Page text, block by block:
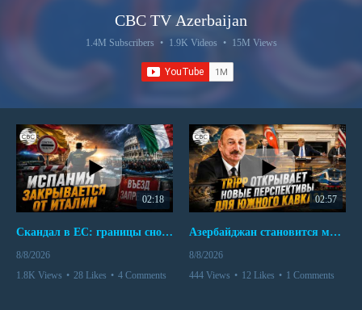
CBC TV Azerbaijan
1.4M Subscribers • 1.9K Videos • 15M Views
02:18
Скандал в ЕС: границы снова под контролем
8/8/2026
1.8K Views • 28 Likes • 4 Comments
02:57
Азербайджан становится мостом между Востоком и Западом
8/8/2026
444 Views • 12 Likes • 1 Comments